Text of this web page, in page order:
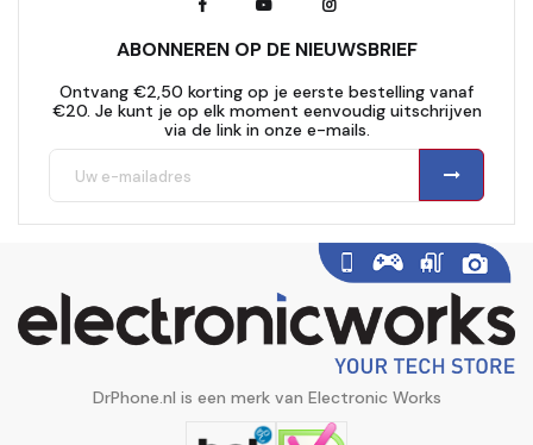
ABONNEREN OP DE NIEUWSBRIEF
Ontvang €2,50 korting op je eerste bestelling vanaf
€20. Je kunt je op elk moment eenvoudig uitschrijven
via de link in onze e-mails.
DrPhone.nl is een merk van Electronic Works